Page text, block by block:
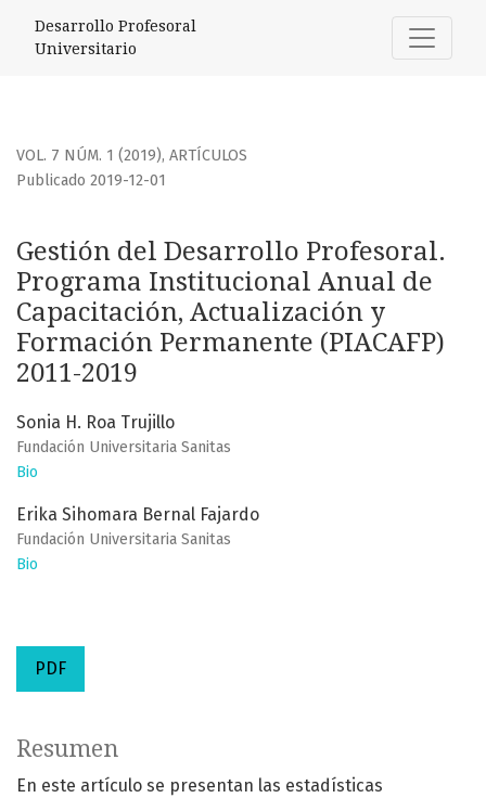
Gestión del Desarrollo Profesoral. Programa Institucional
Desarrollo Profesoral
Universitario
VOL. 7 NÚM. 1 (2019), ARTÍCULOS
Gestión del Desarrollo Profesoral.
Programa Institucional Anual de
Capacitación, Actualización y
Formación Permanente (PIACAFP)
2011-2019
Publicado 2019-12-01
Sonia H. Roa Trujillo
Fundación Universitaria Sanitas
Bio
Erika Sihomara Bernal Fajardo
Fundación Universitaria Sanitas
Bio
PDF
Resumen
En este artículo se presentan las estadísticas